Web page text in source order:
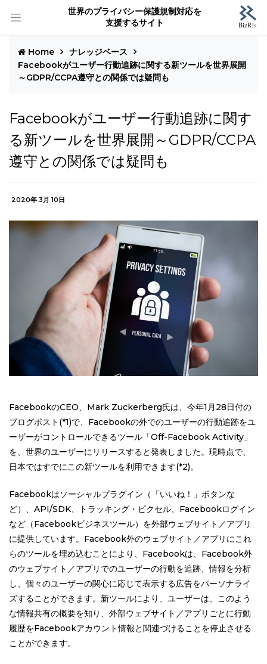
世界のプライバシー保護規制対応を
支援するサイト
Home
ナレッジベース
Facebookがユーザー行動追跡に関する新ツールを世界展開
～GDPR/CCPA遵守との関係では疑問も
Facebookがユーザー行動追跡に関す
る新ツールを世界展開～GDPR/CCPA
遵守との関係では疑問も
2020年 3月 10日
FacebookのCEO、Mark Zuckerberg氏は、今年1月28日付の
ブログポスト(*1)で、Facebookの外でのユーザーの行動追跡をユ
ーザーがコントロールできるツール「Off-Facebook Activity」
を、世界のユーザーにリリースすると発表しました。現時点で、
日本ではすでにこの新ツールを利用できます(*2)。
Facebookはソーシャルプラグイン（「いいね！」ボタンな
ど）、API/SDK、トラッキング・ピクセル、Facebookログイン
など（Facebookビジネスツール）を外部ウェブサイト／アプリ
に提供しています。Facebook外のウェブサイト／アプリにこれ
らのツールを埋め込むことにより、Facebookは、Facebook外
のウェブサイト／アプリでのユーザーの行動を追跡、情報を分析
し、個々のユーザーの関心に応じて表示する広告をパーソナライ
ズすることができます。新ツールにより、ユーザーは、このよう
な情報共有の概要を知り、外部ウェブサイト／アプリごとに行動
履歴をFacebookアカウント情報と関連づけることを停止させる
ことができます。